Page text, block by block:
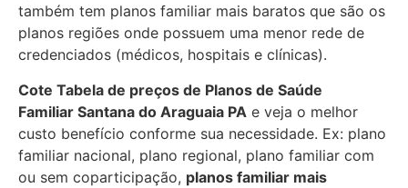
também tem planos familiar mais baratos que são os
planos regiões onde possuem uma menor rede de
credenciados (médicos, hospitais e clínicas).
Cote Tabela de preços de Planos de Saúde
Familiar Santana do Araguaia PA e veja o melhor
custo benefício conforme sua necessidade. Ex: plano
familiar nacional, plano regional, plano familiar com
ou sem coparticipação, planos familiar mais